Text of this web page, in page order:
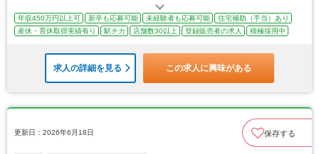
年収450万円以上可 新卒も応募可能 未経験者も応募可能
住宅補助（手当）あり
産休・育休取得実績有り
駅チカ 店舗数30以上 登録販売者の求人 積極採用中
求人の詳細を見る この求人に興味がある
更新日：2026年6月18日 保存する